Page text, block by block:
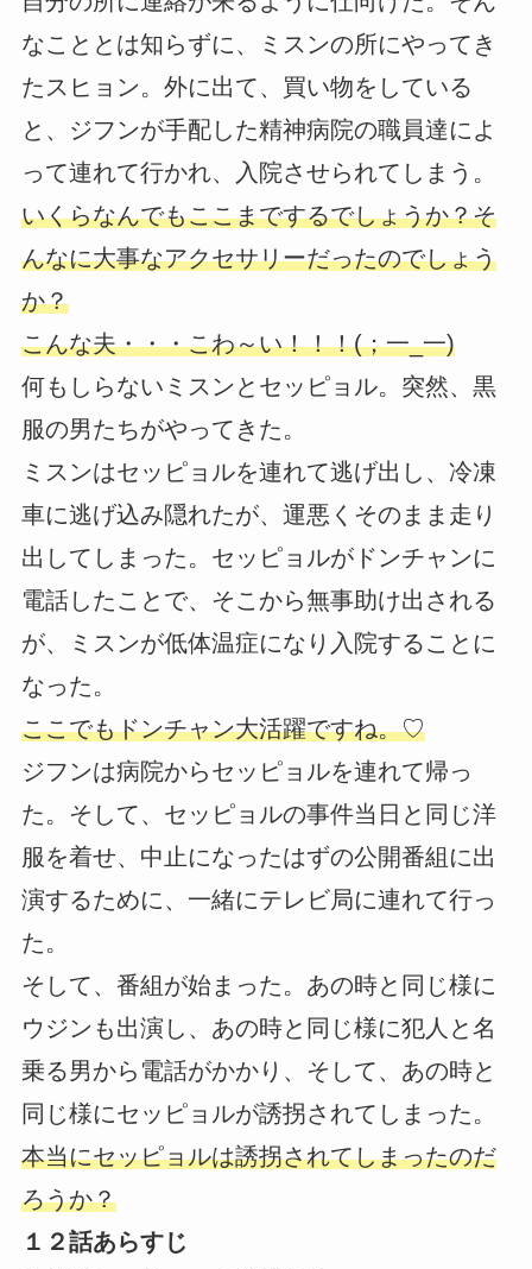
なこととは知らずに、ミスンの所にやってき
たスヒョン。外に出て、買い物をしている
と、ジフンが手配した精神病院の職員達によ
って連れて行かれ、入院させられてしまう。
いくらなんでもここまでするでしょうか？そ
んなに大事なアクセサリーだったのでしょう
か？
こんな夫・・・こわ～い！！！(；一_一)
何もしらないミスンとセッピョル。突然、黒
服の男たちがやってきた。
ミスンはセッピョルを連れて逃げ出し、冷凍
車に逃げ込み隠れたが、運悪くそのまま走り
出してしまった。セッピョルがドンチャンに
電話したことで、そこから無事助け出される
が、ミスンが低体温症になり入院することに
なった。
ここでもドンチャン大活躍ですね。♡
ジフンは病院からセッピョルを連れて帰っ
た。そして、セッピョルの事件当日と同じ洋
服を着せ、中止になったはずの公開番組に出
演するために、一緒にテレビ局に連れて行っ
た。
そして、番組が始まった。あの時と同じ様に
ウジンも出演し、あの時と同じ様に犯人と名
乗る男から電話がかかり、そして、あの時と
同じ様にセッピョルが誘拐されてしまった。
本当にセッピョルは誘拐されてしまったのだ
ろうか？
１２話あらすじ